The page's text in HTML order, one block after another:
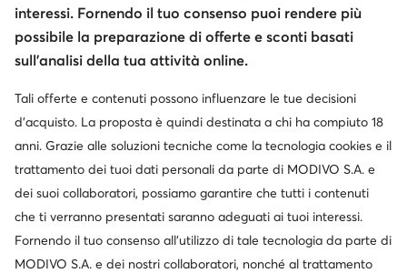
Servizio clienti
Chi siamo
interessi. Fornendo il tuo consenso puoi rendere più
possibile la preparazione di offerte e sconti basati
sull’analisi della tua attività online.
Tali offerte e contenuti possono influenzare le tue decisioni
d’acquisto. La proposta è quindi destinata a chi ha compiuto 18
anni. Grazie alle soluzioni tecniche come la tecnologia cookies e il
trattamento dei tuoi dati personali da parte di MODIVO S.A. e
dei suoi collaboratori, possiamo garantire che tutti i contenuti
che ti verranno presentati saranno adeguati ai tuoi interessi.
Fornendo il tuo consenso all’utilizzo di tale tecnologia da parte di
MODIVO S.A. e dei nostri collaboratori, nonché al trattamento